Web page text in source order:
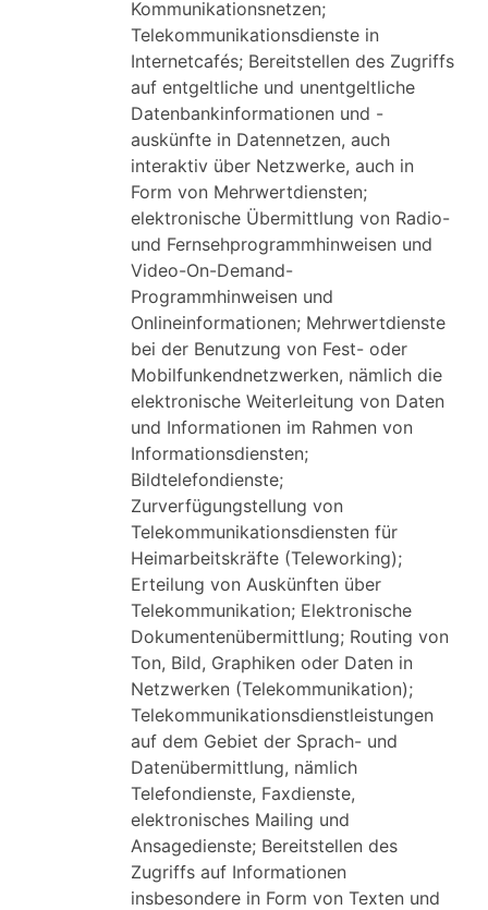
Kommunikationsnetzen;
Telekommunikationsdienste in
Internetcafés; Bereitstellen des Zugriffs
auf entgeltliche und unentgeltliche
Datenbankinformationen und -
auskünfte in Datennetzen, auch
interaktiv über Netzwerke, auch in
Form von Mehrwertdiensten;
elektronische Übermittlung von Radio-
und Fernsehprogrammhinweisen und
Video-On-Demand-
Programmhinweisen und
Onlineinformationen; Mehrwertdienste
bei der Benutzung von Fest- oder
Mobilfunkendnetzwerken, nämlich die
elektronische Weiterleitung von Daten
und Informationen im Rahmen von
Informationsdiensten;
Bildtelefondienste;
Zurverfügungstellung von
Telekommunikationsdiensten für
Heimarbeitskräfte (Teleworking);
Erteilung von Auskünften über
Telekommunikation; Elektronische
Dokumentenübermittlung; Routing von
Ton, Bild, Graphiken oder Daten in
Netzwerken (Telekommunikation);
Telekommunikationsdienstleistungen
auf dem Gebiet der Sprach- und
Datenübermittlung, nämlich
Telefondienste, Faxdienste,
elektronisches Mailing und
Ansagedienste; Bereitstellen des
Zugriffs auf Informationen
insbesondere in Form von Texten und